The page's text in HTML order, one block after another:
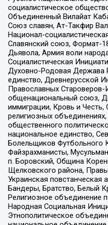
социалистическое
Объединенный Вилайат
Союз славян, Ат-Такфир
Национал-
Славянский союз, Формат-
Дьявола, Армия воли
Социалистическая
Духовно-Родовая Держава
единство, Древнерусской
Православных Староверов-
общенациональный союз,
иммиграции, Кровь и
религиозных
общественного
национальное единство,
Болельщиков Футбольного
Файзрахманисты,
п. Боровский, Община
Щелковского района,
Украинская повстанческая
Бандеры, Братство, Белый
Религиозное объединение
Народная Социальная
Этнополитическое